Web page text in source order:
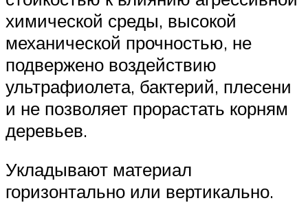
химической среды, высокой
механической прочностью, не
подвержено воздействию
ультрафиолета, бактерий, плесени
и не позволяет прорастать корням
деревьев.
Укладывают материал
горизонтально или вертикально.